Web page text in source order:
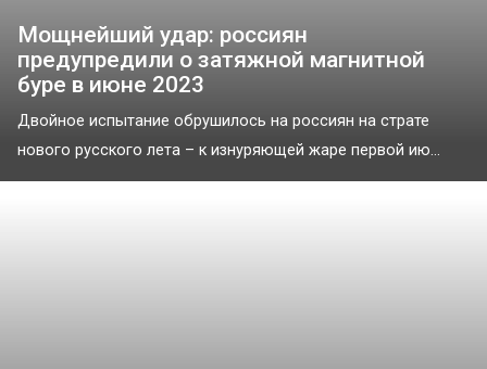
Мощнейший удар: россиян
предупредили о затяжной магнитной
буре в июне 2023
Двойное испытание обрушилось на россиян на страте
нового русского лета – к изнуряющей жаре первой ию...